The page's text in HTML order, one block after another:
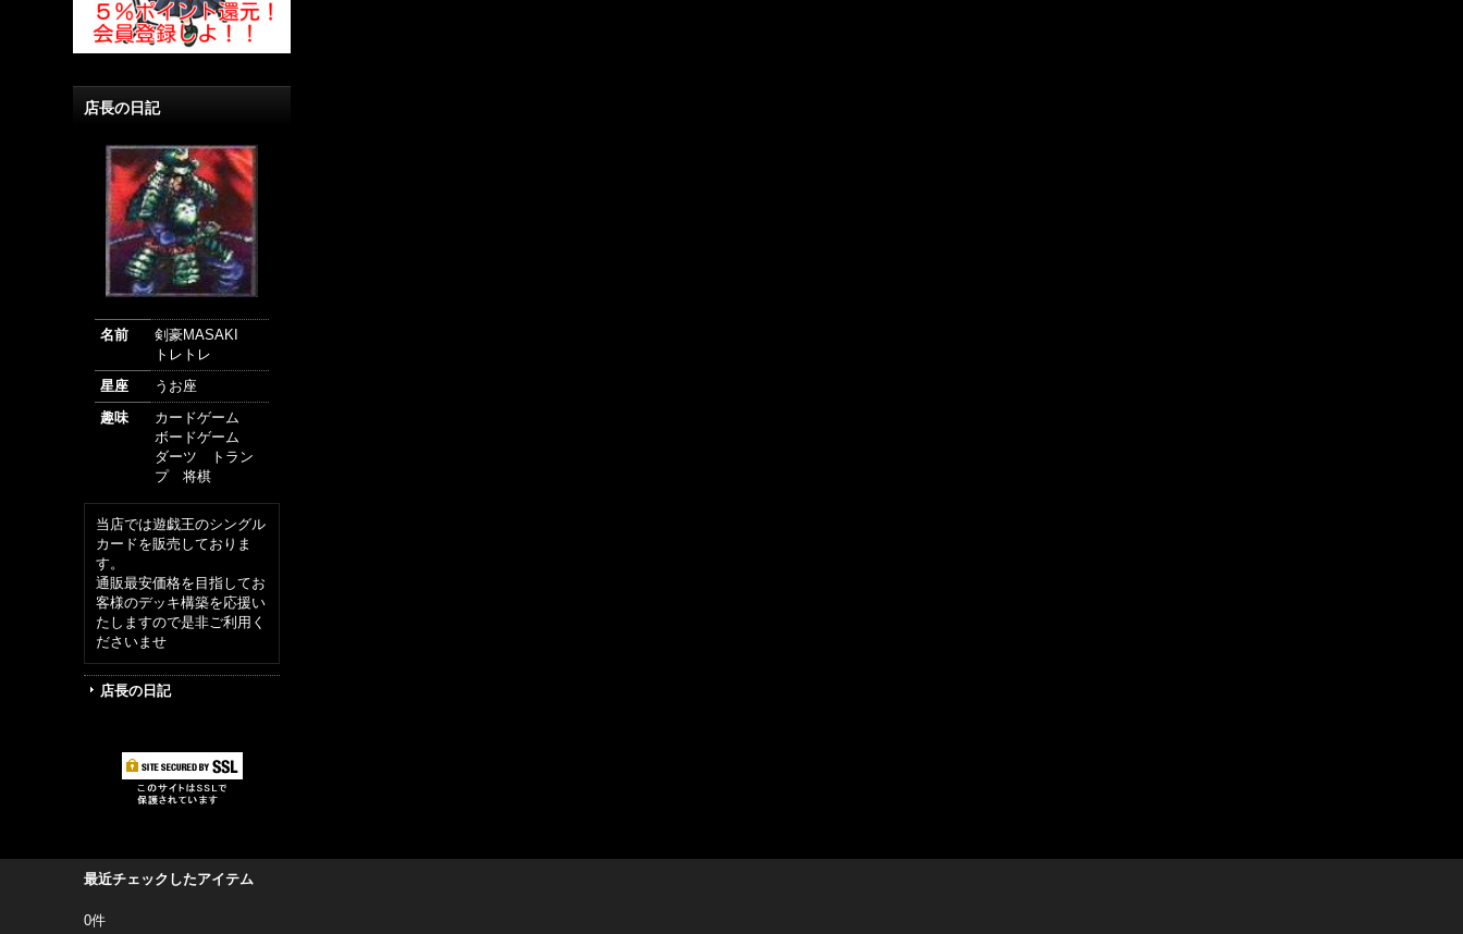
店長の日記
名前
剣豪MASAKI
トレトレ
星座
うお座
趣味
カードゲーム
ボードゲーム
ダーツ トラン
プ 将棋
当店では遊戯王のシングル
カードを販売しておりま
す。
通販最安価格を目指してお
客様のデッキ構築を応援い
たしますので是非ご利用く
ださいませ
店長の日記
最近チェックしたアイテム
0件